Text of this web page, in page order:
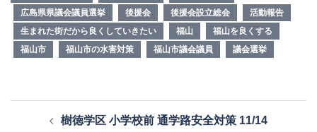
広島県県議会議員選挙
後援会 後援会設立総会
活動報告
生まれた街だから良くしていきたい
福山
福山を良くする
福山市
福山市の水害対策 福山市議会議員 議会選挙
樹徳学区 小学校前 通学路安全対策 11/14